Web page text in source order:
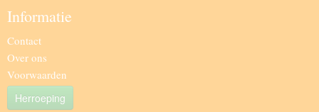
Informatie
Contact
Over ons
Voorwaarden
Herroeping